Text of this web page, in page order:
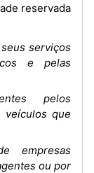
serviços
e pelas
pelos
veículos que
empresas
ou por